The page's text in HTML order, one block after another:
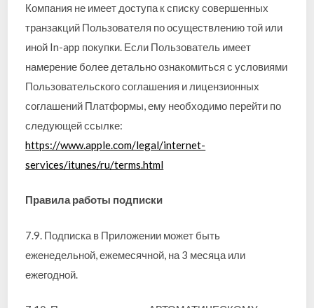
Компания не имеет доступа к списку совершенных
транзакций Пользователя по осуществлению той или
иной In-app покупки. Если Пользователь имеет
намерение более детально ознакомиться с условиями
Пользовательского соглашения и лицензионных
соглашений Платформы, ему необходимо перейти по
следующей ссылке:
https://www.apple.com/legal/internet-
services/itunes/ru/terms.html
Правила работы подписки
7.9. Подписка в Приложении может быть
еженедельной, ежемесячной, на 3 месяца или
ежегодной.